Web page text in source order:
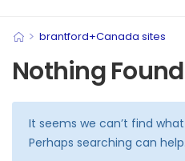
> brantford+Canada sites
Nothing Found
It seems we can’t find
Perhaps searching can help.